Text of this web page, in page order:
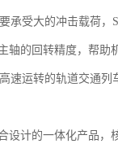
承受大的冲击载荷
轴的回转精度，帮
速运转的轨道交通
设计的一体化产品